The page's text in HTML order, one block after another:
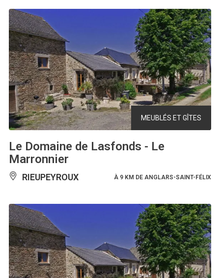
MEUBLÉS ET GÎTES
Le Domaine de Lasfonds - Le
Marronnier
RIEUPEYROUX À 9 KM DE ANGLARS-SAINT-FÉLIX